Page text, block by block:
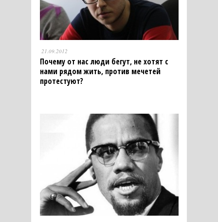
21.09.2012
Почему от нас люди бегут, не хотят с
нами рядом жить, против мечетей
протестуют?